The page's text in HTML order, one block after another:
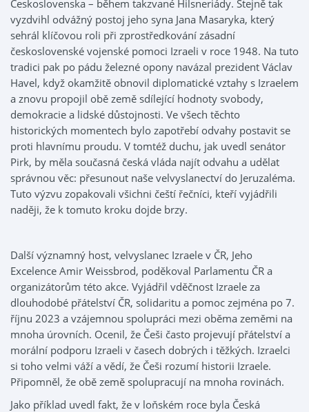
Československa – během takzvané Hilsneriády. Stejně tak
vyzdvihl odvážný postoj jeho syna Jana Masaryka, který
sehrál klíčovou roli při zprostředkování zásadní
československé vojenské pomoci Izraeli v roce 1948. Na tuto
tradici pak po pádu železné opony navázal prezident Václav
Havel, když okamžitě obnovil diplomatické vztahy s Izraelem
a znovu propojil obě země sdílející hodnoty svobody,
demokracie a lidské důstojnosti. Ve všech těchto
historických momentech bylo zapotřebí odvahy postavit se
proti hlavnímu proudu. V tomtéž duchu, jak uvedl senátor
Pirk, by měla současná česká vláda najít odvahu a udělat
správnou věc: přesunout naše velvyslanectví do Jeruzaléma.
Tuto výzvu zopakovali všichni čeští řečníci, kteří vyjádřili
naději, že k tomuto kroku dojde brzy.
Další významný host, velvyslanec Izraele v ČR, Jeho
Excelence Amir Weissbrod, poděkoval Parlamentu ČR a
organizátorům této akce. Vyjádřil vděčnost Izraele za
dlouhodobé přátelství ČR, solidaritu a pomoc zejména po 7.
říjnu 2023 a vzájemnou spolupráci mezi oběma zeměmi na
mnoha úrovních. Ocenil, že Češi často projevují přátelství a
morální podporu Izraeli v časech dobrých i těžkých. Izraelci
si toho velmi váží a vědí, že Češi rozumí historii Izraele.
Připomněl, že obě země spolupracují na mnoha rovinách.
Jako příklad uvedl fakt, že v loňském roce byla Česká